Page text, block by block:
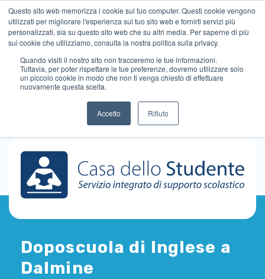
Questo sito web memorizza i cookie sul tuo computer. Questi cookie vengono
utilizzati per migliorare l'esperienza sul tuo sito web e fornirti servizi più
personalizzati, sia su questo sito web che su altri media. Per saperne di più
sui cookie che utilizziamo, consulta la nostra politica sulla privacy.
Quando visiti il ​​nostro sito non tracceremo le tue informazioni.
Tuttavia, per poter rispettare le tue preferenze, dovremo utilizzare solo
un piccolo cookie in modo che non ti venga chiesto di effettuare
nuovamente questa scelta.
Accetto Rifiuto
Doposcuola di Inglese a
Dalmine